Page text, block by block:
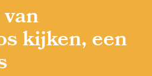
kijken, een